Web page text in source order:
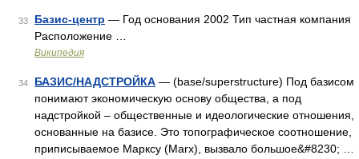
33 Базис-центр — Год основания 2002 Тип частная компания
Расположение …
Википедия
34 БАЗИС/НАДСТРОЙКА — (base/superstructure) Под базисом
понимают экономическую основу общества, а под
надстройкой – общественные и идеологические отношения,
основанные на базисе. Это топографическое соотношение,
приписываемое Марксу (Marx), вызвало большое&#8230; …